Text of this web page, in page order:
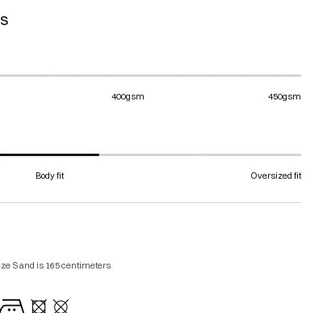
400gsm 450gsm
Body fit Oversized fit
S and is 165 centimeters